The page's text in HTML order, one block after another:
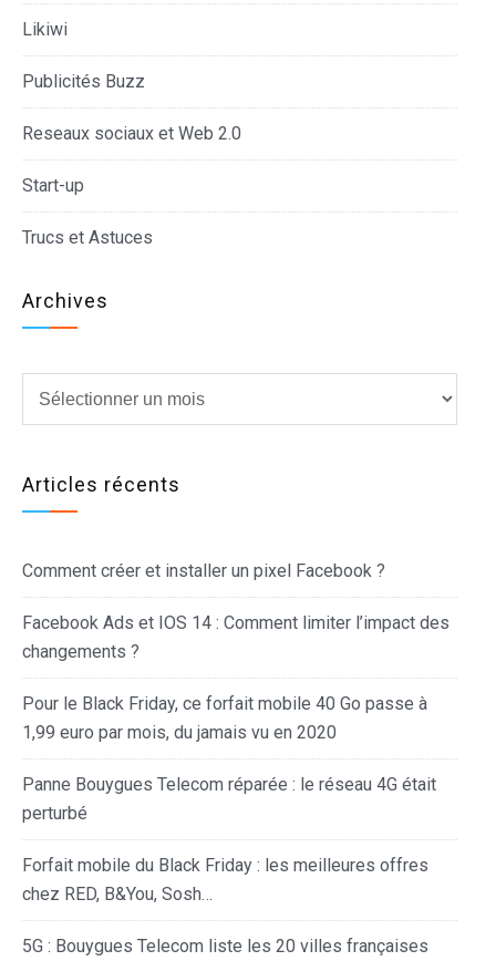
Likiwi
Publicités Buzz
Reseaux sociaux et Web 2.0
Start-up
Trucs et Astuces
Archives
Articles récents
Comment créer et installer un pixel Facebook ?
Facebook Ads et IOS 14 : Comment limiter l’impact des
changements ?
Pour le Black Friday, ce forfait mobile 40 Go passe à
1,99 euro par mois, du jamais vu en 2020
Panne Bouygues Telecom réparée : le réseau 4G était
perturbé
Forfait mobile du Black Friday : les meilleures offres
chez RED, B&You, Sosh…
5G : Bouygues Telecom liste les 20 villes françaises